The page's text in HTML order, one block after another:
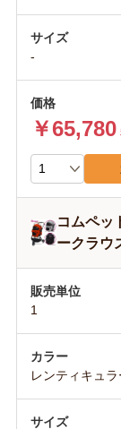
-
￥65,780
コムペッ
ークラウ
1
レンティキュ